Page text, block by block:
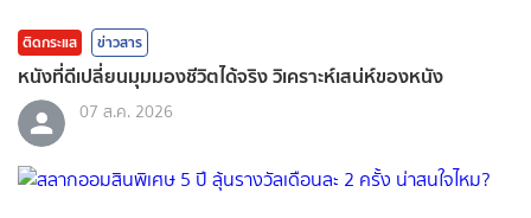
ติดกระแส ข่าวสาร
หนังที่ดีเปลี่ยนมุมมองชีวิตได้จริง วิเคราะห์เสน่ห์ของหนัง
07 ส.ค. 2026